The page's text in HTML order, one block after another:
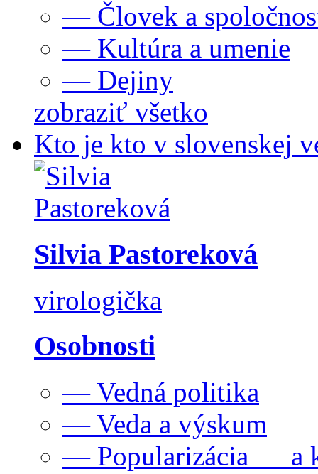
— Človek a
— Kultúra a umenie
— Dejiny
zobraziť všetko
Kto je kto v slovenskej
Silvia Pastoreková
virologička
Osobnosti
— Vedná politika
— Veda a výskum
— Popularizácia a